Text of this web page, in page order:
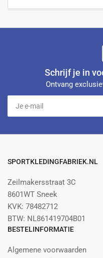
Schrijf je in
Ontvang
mail
SPORTKLEDINGFABRIEK.NL
Zeilmakersstraat 3C
8601WT Sneek
KVK: 78482712
BTW: NL861419704B01
BESTELINFORMATIE
Algemene voorwaarden